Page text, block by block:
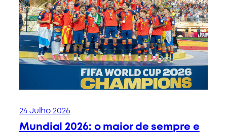
24 Julho 2026
Mundial 2026: o maior de sempre e